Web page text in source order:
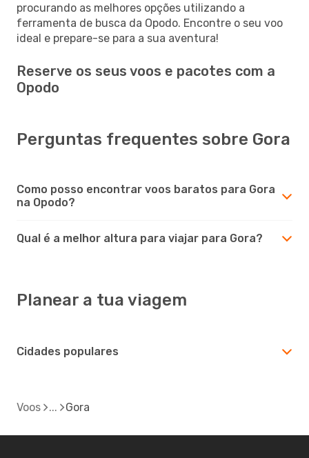
procurando as melhores opções utilizando a
ferramenta de busca da Opodo. Encontre o seu voo
ideal e prepare-se para a sua aventura!
Reserve os seus voos e pacotes com a
Opodo
Perguntas frequentes sobre Gora
Como posso encontrar voos baratos para Gora
na Opodo?
Qual é a melhor altura para viajar para Gora?
Planear a tua viagem
Cidades populares
Voos Gora